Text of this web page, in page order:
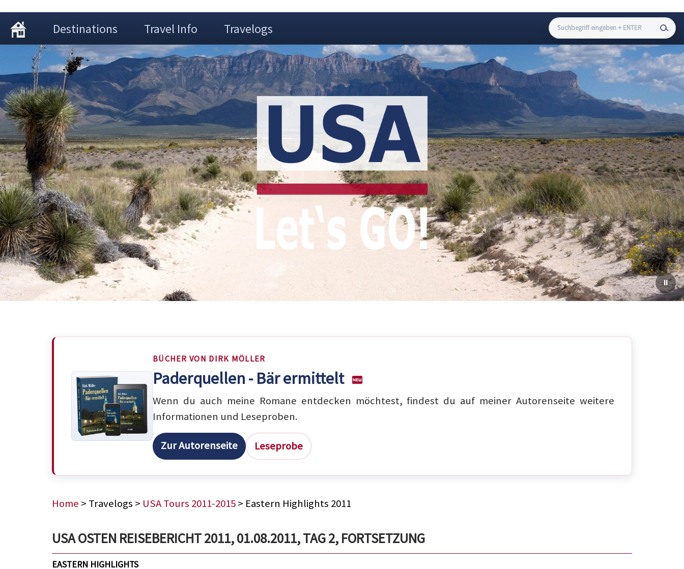
Destinations Travel Info Travelogs
BÜCHER VON DIRK MÖLLER
Paderquellen - Bär ermittelt
Wenn du auch meine Romane entdecken möchtest, findest du auf meiner Autorenseite weitere
Informationen und Leseproben.
Zur Autorenseite Leseprobe
Home > Travelogs > USA Tours 2011-2015> Eastern Highlights 2011
USA OSTEN REISEBERICHT 2011, 01.08.2011, TAG 2, FORTSETZUNG
EASTERN HIGHLIGHTS